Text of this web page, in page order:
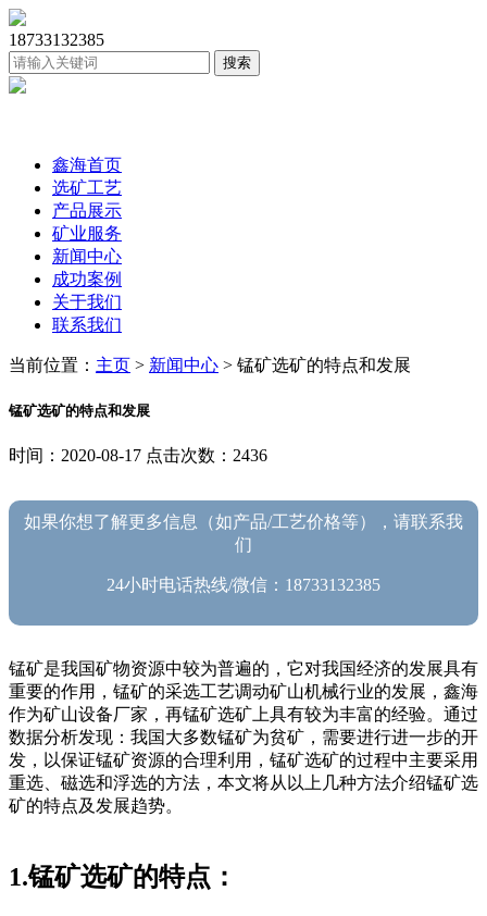
18733132385
鑫海首页
选矿工艺
产品展示
矿业服务
新闻中心
成功案例
关于我们
联系我们
当前位置： 主页 > 新闻中心 > 锰矿选矿的特点和发展
锰矿选矿的特点和发展
时间：2020-08-17 点击次数：2436
如果你想了解更多信息（如产品/工艺价格等），请联系我
们
24小时电话热线/微信：18733132385
锰矿是我国矿物资源中较为普遍的，它对我国经济的发展具有
重要的作用，锰矿的采选工艺调动矿山机械行业的发展，鑫海
作为矿山设备厂家，再锰矿选矿上具有较为丰富的经验。通过
数据分析发现：我国大多数锰矿为贫矿，需要进行进一步的开
发，以保证锰矿资源的合理利用，锰矿选矿的过程中主要采用
重选、磁选和浮选的方法，本文将从以上几种方法介绍锰矿选
矿的特点及发展趋势。
1.锰矿选矿的特点：